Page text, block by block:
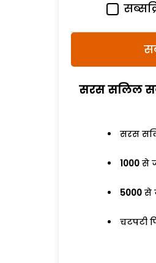
सरस सलिल
सरस
1000 से
5000 से
चटपटी